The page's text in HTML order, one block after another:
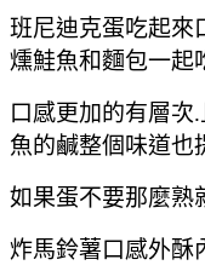
班尼迪克蛋吃起來
燻鮭魚和麵包一起
口感更加的有層次
魚的鹹整個味道也
如果蛋不要那麼熟
炸馬鈴薯口感外酥